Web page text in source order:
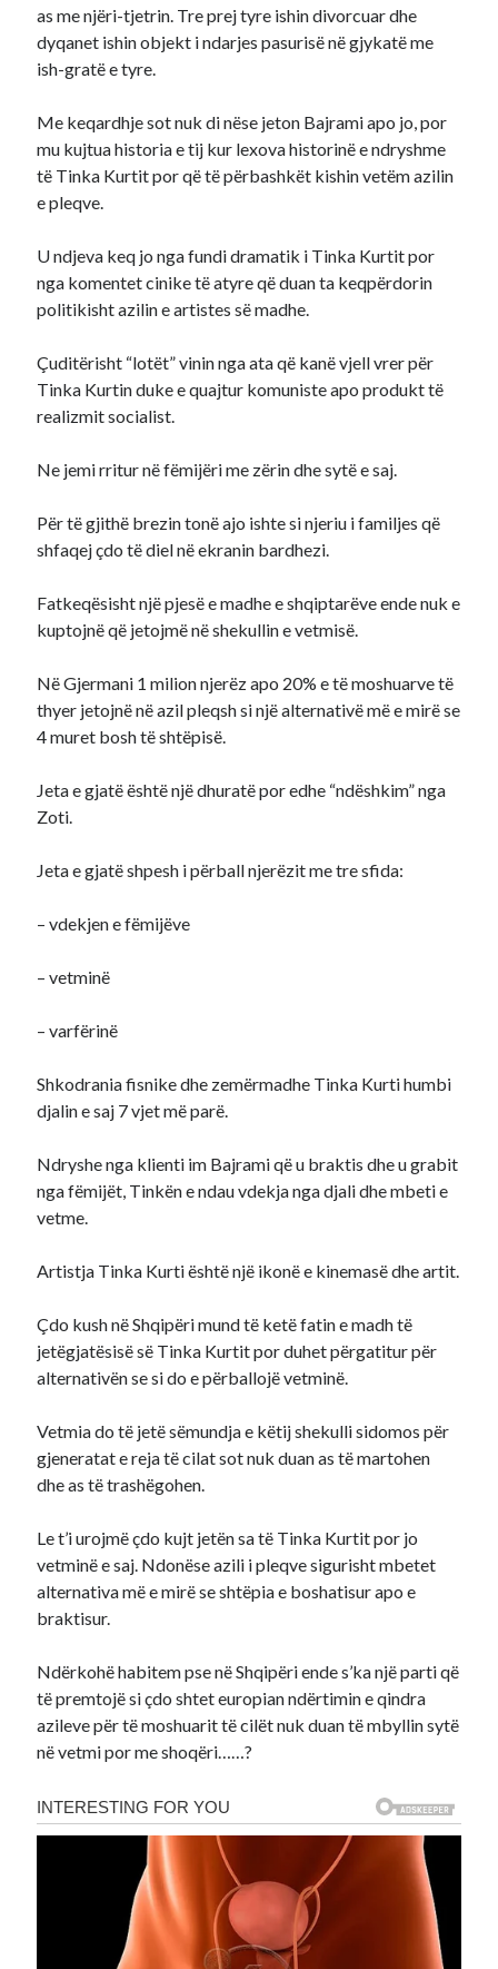
as me njëri-tjetrin. Tre prej tyre ishin divorcuar dhe
dyqanet ishin objekt i ndarjes pasurisë në gjykatë me
ish-gratë e tyre.
Me keqardhje sot nuk di nëse jeton Bajrami apo jo, por
mu kujtua historia e tij kur lexova historinë e ndryshme
të Tinka Kurtit por që të përbashkët kishin vetëm azilin
e pleqve.
U ndjeva keq jo nga fundi dramatik i Tinka Kurtit por
nga komentet cinike të atyre që duan ta keqpërdorin
politikisht azilin e artistes së madhe.
Çuditërisht “lotët” vinin nga ata që kanë vjell vrer për
Tinka Kurtin duke e quajtur komuniste apo produkt të
realizmit socialist.
Ne jemi rritur në fëmijëri me zërin dhe sytë e saj.
Për të gjithë brezin tonë ajo ishte si njeriu i familjes që
shfaqej çdo të diel në ekranin bardhezi.
Fatkeqësisht një pjesë e madhe e shqiptarëve ende nuk e
kuptojnë që jetojmë në shekullin e vetmisë.
Në Gjermani 1 milion njerëz apo 20% e të moshuarve të
thyer jetojnë në azil pleqsh si një alternativë më e mirë se
4 muret bosh të shtëpisë.
Jeta e gjatë është një dhuratë por edhe “ndëshkim” nga
Zoti.
Jeta e gjatë shpesh i përball njerëzit me tre sfida:
– vdekjen e fëmijëve
– vetminë
– varfërinë
Shkodrania fisnike dhe zemërmadhe Tinka Kurti humbi
djalin e saj 7 vjet më parë.
Ndryshe nga klienti im Bajrami që u braktis dhe u grabit
nga fëmijët, Tinkën e ndau vdekja nga djali dhe mbeti e
vetme.
Artistja Tinka Kurti është një ikonë e kinemasë dhe artit.
Çdo kush në Shqipëri mund të ketë fatin e madh të
jetëgjatësisë së Tinka Kurtit por duhet përgatitur për
alternativën se si do e përballojë vetminë.
Vetmia do të jetë sëmundja e këtij shekulli sidomos për
gjeneratat e reja të cilat sot nuk duan as të martohen
dhe as të trashëgohen.
Le t’i urojmë çdo kujt jetën sa të Tinka Kurtit por jo
vetminë e saj. Ndonëse azili i pleqve sigurisht mbetet
alternativa më e mirë se shtëpia e boshatisur apo e
braktisur.
Ndërkohë habitem pse në Shqipëri ende s’ka një parti që
të premtojë si çdo shtet europian ndërtimin e qindra
azileve për të moshuarit të cilët nuk duan të mbyllin sytë
në vetmi por me shoqëri……?